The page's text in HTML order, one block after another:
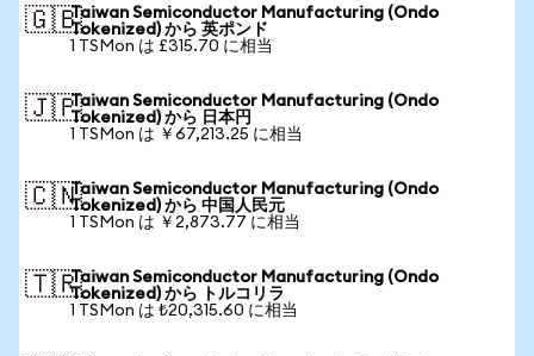
🇬🇧Taiwan Semiconductor Manufacturing (Ondo
Tokenized) から 英ポンド
1 TSMon は £315.70 に相当
🇯🇵Taiwan Semiconductor Manufacturing (Ondo
Tokenized) から 日本円
1 TSMon は ￥67,213.25 に相当
🇨🇳Taiwan Semiconductor Manufacturing (Ondo
Tokenized) から 中国人民元
1 TSMon は ￥2,873.77 に相当
🇹🇷Taiwan Semiconductor Manufacturing (Ondo
Tokenized) から トルコリラ
1 TSMon は ₺20,315.60 に相当